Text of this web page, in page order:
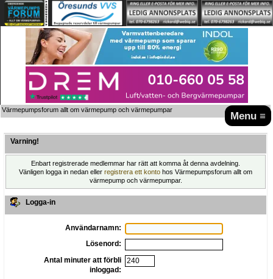
Menu ≡
Värmepumpsforum allt om värmepump och värmepumpar
Varning!
Enbart registrerade medlemmar har rätt att komma åt denna avdelning.
Vänligen logga in nedan eller registrera ett konto hos Värmepumpsforum allt om
värmepump och värmepumpar.
Logga-in
Användarnamn:
Lösenord:
Antal minuter att förbli
inloggad: